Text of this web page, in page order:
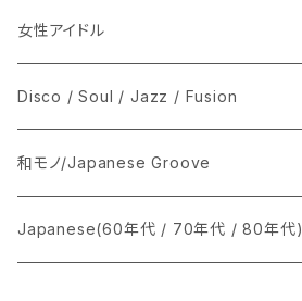
女性アイドル
シングル盤
あ行
か行
LP
CD
Disco / Soul / Jazz / Fusion
シングル盤
A
12インチ・シングル
和モノ/Japanese Groove
シングル盤
Japanese(60年代 / 70年代 / 80年代)